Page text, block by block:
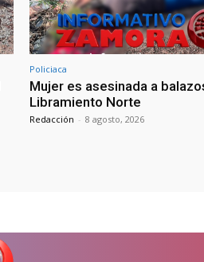
Policiaca
Mujer es asesinada a
Libramiento Norte
Redacción - 8 agosto, 2026